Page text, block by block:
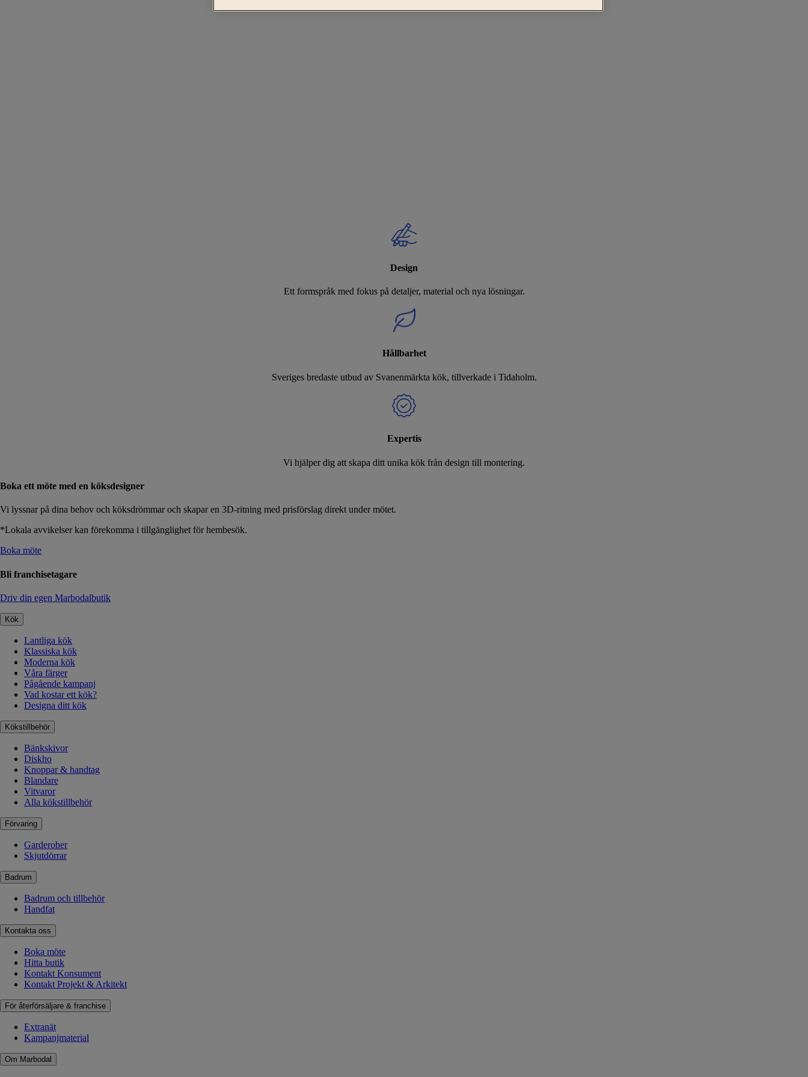
Design
Ett formspråk med fokus på detaljer, material och nya lösningar.
Hållbarhet
Sveriges bredaste utbud av Svanenmärkta kök, tillverkade i Tidaholm.
Expertis
Vi hjälper dig att skapa ditt unika kök från design till montering.
Boka ett möte med en köksdesigner
Vi lyssnar på dina behov och köksdrömmar och skapar en 3D-ritning med prisförslag direkt under mötet.
*Lokala avvikelser kan förekomma i tillgänglighet för hembesök.
Boka möte
Bli franchisetagare
Driv din egen Marbodalbutik
Kök
Lantliga kök
Klassiska kök
Moderna kök
Våra färger
Pågående kampanj
Vad kostar ett kök?
Designa ditt kök
Kökstillbehör
Bänkskivor
Diskho
Knoppar & handtag
Blandare
Vitvaror
Alla kökstillbehör
Förvaring
Garderober
Skjutdörrar
Badrum
Badrum och tillbehör
Handfat
Kontakta oss
Boka möte
Hitta butik
Kontakt Konsument
Kontakt Projekt & Arkitekt
För återförsäljare & franchise
Extranät
Kampanjmaterial
Om Marbodal